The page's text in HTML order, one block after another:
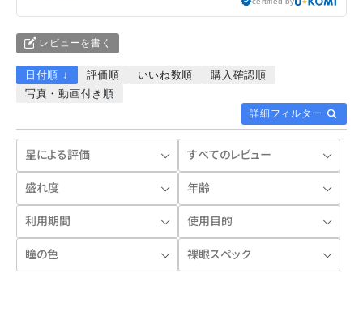
レビューを書く
詳細フィルター
日付順 ↓ 評価順 いいね数順
購入確認順
写真・動画付き順